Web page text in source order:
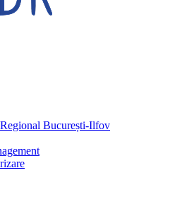
București-Ilfov